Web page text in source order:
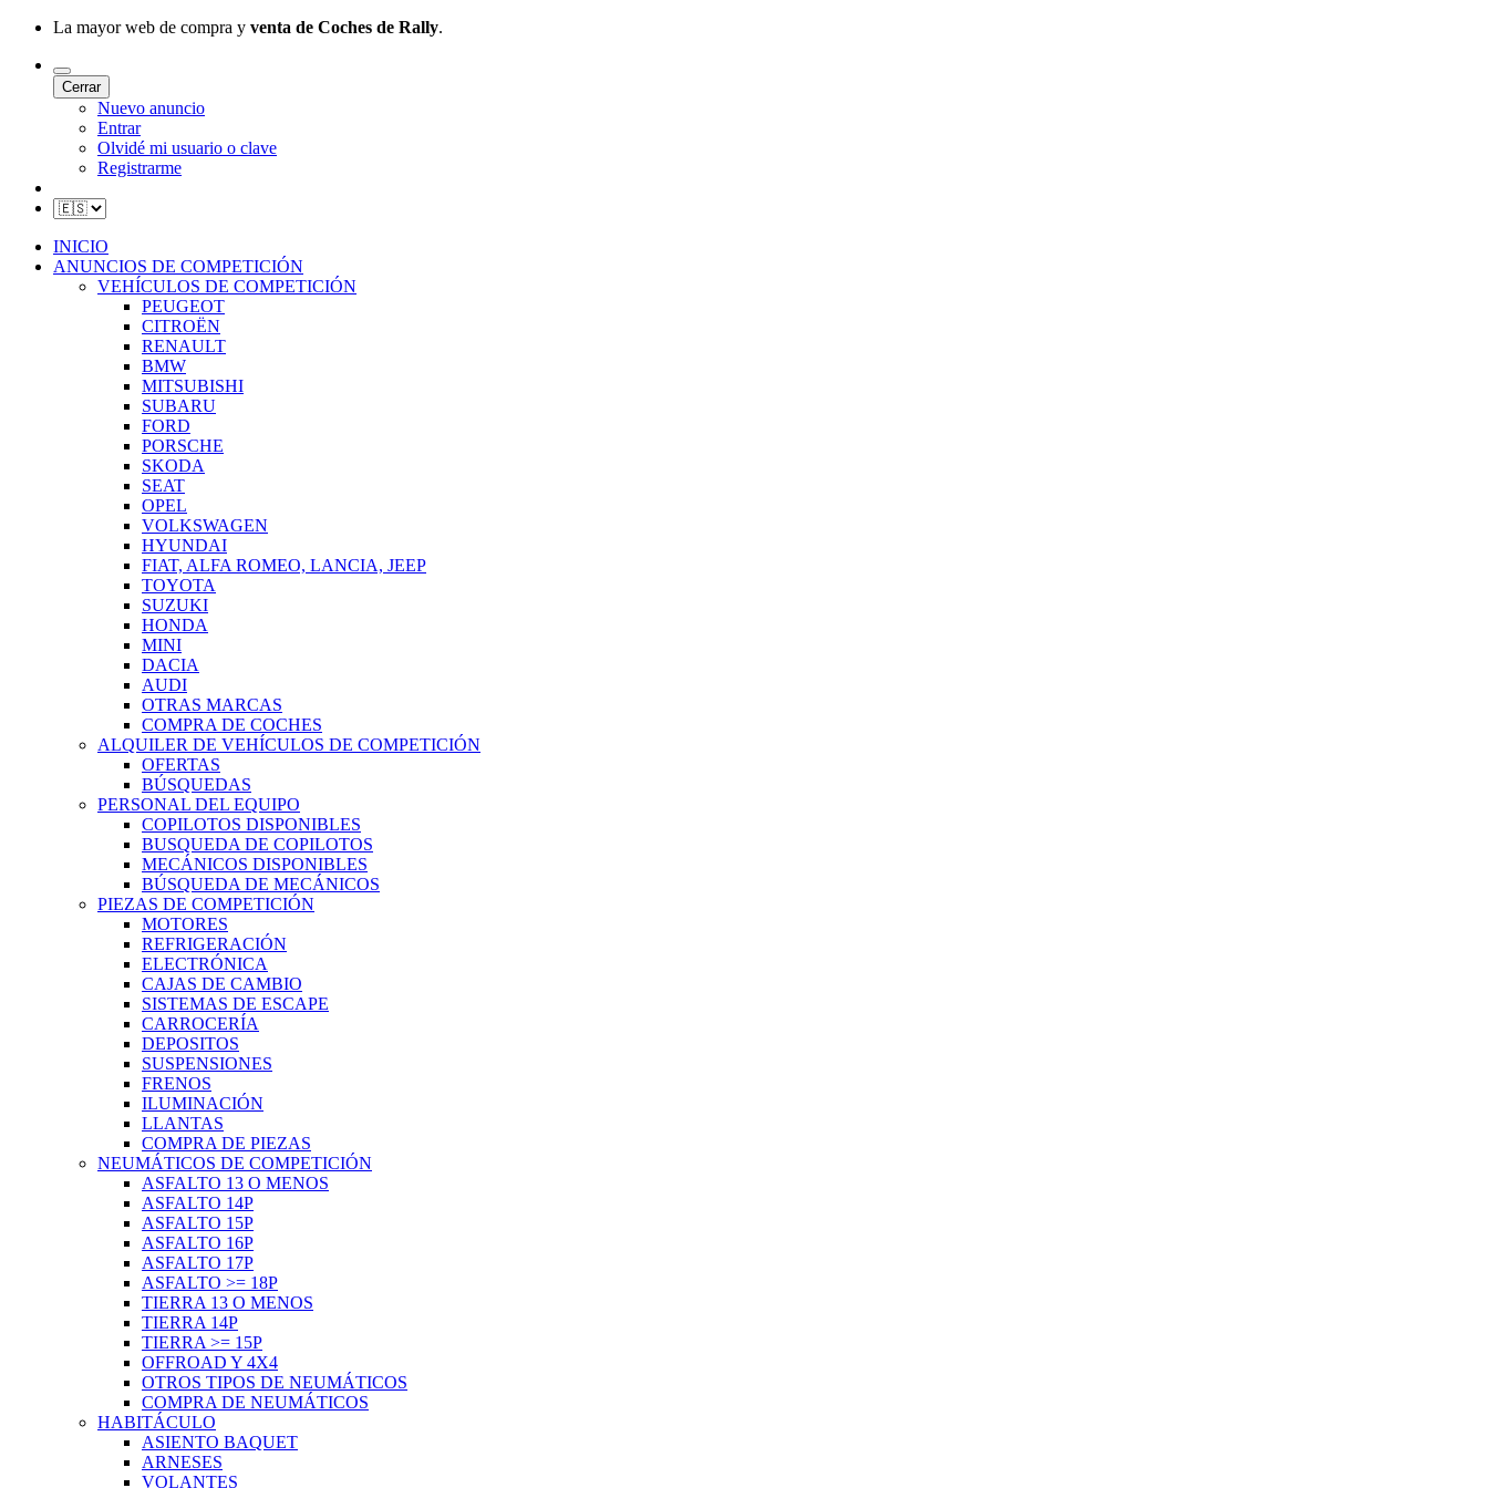
La mayor web de compra y venta de Coches de Rally.
Cerrar
Nuevo anuncio
Entrar
Olvidé mi usuario o clave
Registrarme
INICIO
ANUNCIOS DE COMPETICIÓN
VEHÍCULOS DE COMPETICIÓN
PEUGEOT
CITROËN
RENAULT
BMW
MITSUBISHI
SUBARU
FORD
PORSCHE
SKODA
SEAT
OPEL
VOLKSWAGEN
HYUNDAI
FIAT, ALFA ROMEO, LANCIA, JEEP
TOYOTA
SUZUKI
HONDA
MINI
DACIA
AUDI
OTRAS MARCAS
COMPRA DE COCHES
ALQUILER DE VEHÍCULOS DE COMPETICIÓN
OFERTAS
BÚSQUEDAS
PERSONAL DEL EQUIPO
COPILOTOS DISPONIBLES
BUSQUEDA DE COPILOTOS
MECÁNICOS DISPONIBLES
BÚSQUEDA DE MECÁNICOS
PIEZAS DE COMPETICIÓN
MOTORES
REFRIGERACIÓN
ELECTRÓNICA
CAJAS DE CAMBIO
SISTEMAS DE ESCAPE
CARROCERÍA
DEPOSITOS
SUSPENSIONES
FRENOS
ILUMINACIÓN
LLANTAS
COMPRA DE PIEZAS
NEUMÁTICOS DE COMPETICIÓN
ASFALTO 13 O MENOS
ASFALTO 14P
ASFALTO 15P
ASFALTO 16P
ASFALTO 17P
ASFALTO >= 18P
TIERRA 13 O MENOS
TIERRA 14P
TIERRA >= 15P
OFFROAD Y 4X4
OTROS TIPOS DE NEUMÁTICOS
COMPRA DE NEUMÁTICOS
HABITÁCULO
ASIENTO BAQUET
ARNESES
VOLANTES